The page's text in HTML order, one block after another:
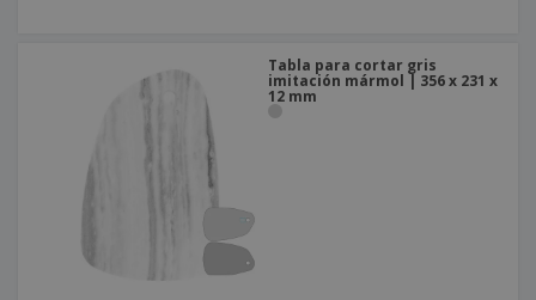
Tabla para cortar gris
imitación mármol | 356 x 231 x
12 mm